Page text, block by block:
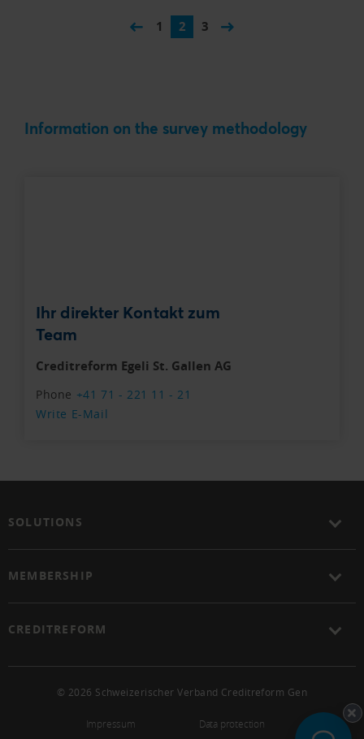
1 2 3
Information on the survey methodology
Ihr direkter Kontakt zum
Team
Creditreform Egeli St. Gallen AG
Phone +41 71 - 221 11 - 21
Write E-Mail
SOLUTIONS
MEMBERSHIP
CREDITREFORM
© 2026 Schweizerischer Verband Creditreform Gen
Impressum Data protection